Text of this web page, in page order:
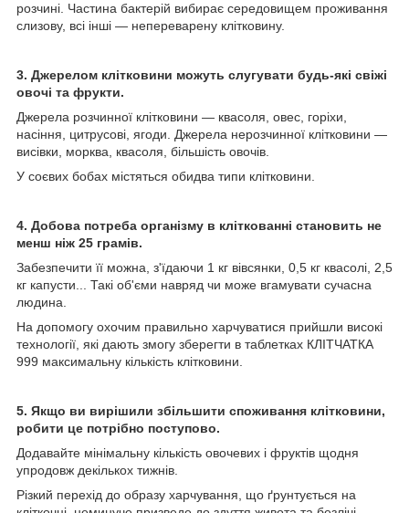
розчині. Частина бактерій вибирає середовищем проживання
слизову, всі інші — непереварену клітковину.
3. Джерелом клітковини можуть слугувати будь-які свіжі
овочі та фрукти.
Джерела розчинної клітковини — квасоля, овес, горіхи,
насіння, цитрусові, ягоди. Джерела нерозчинної клітковини —
висівки, морква, квасоля, більшість овочів.
У соєвих бобах містяться обидва типи клітковини.
4. Добова потреба організму в кліткованні становить не
менш ніж 25 грамів.
Забезпечити її можна, з'їдаючи 1 кг вівсянки, 0,5 кг квасолі, 2,5
кг капусти... Такі об'єми навряд чи може вгамувати сучасна
людина.
На допомогу охочим правильно харчуватися прийшли високі
технології, які дають змогу зберегти в таблетках КЛІТЧАТКА
999 максимальну кількість клітковини.
5. Якщо ви вирішили збільшити споживання клітковини,
робити це потрібно поступово.
Додавайте мінімальну кількість овочевих і фруктів щодня
упродовж декількох тижнів.
Різкий перехід до образу харчування, що ґрунтується на